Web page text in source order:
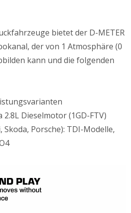
bietet der D-METER
der von 1 Atmosphäre (0
kann und die folgenden
2.8L Dieselmotor (1GD-FTV)
Skoda, Porsche): TDI-Modelle,